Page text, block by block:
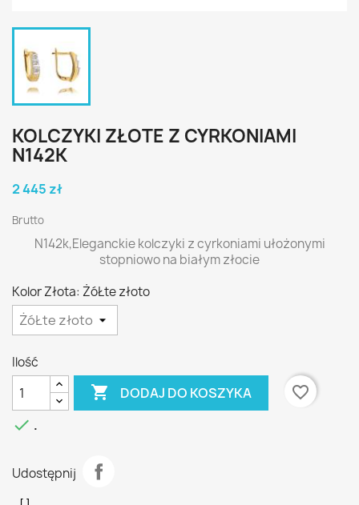
KOLCZYKI ZŁOTE Z CYRKONIAMI
N142K
2 445 zł
Brutto
N142k,Eleganckie kolczyki z cyrkoniami ułożonymi
stopniowo na białym złocie
Kolor Złota: ŻóŁte złoto
Ilość
 DODAJ DO KOSZYKA
favorite_border
 .
Udostępnij